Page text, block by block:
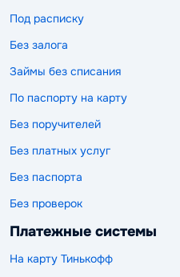
Под расписку
Без залога
Займы без списания
По паспорту на карту
Без поручителей
Без платных услуг
Без паспорта
Без проверок
Платежные системы
На карту Тинькофф